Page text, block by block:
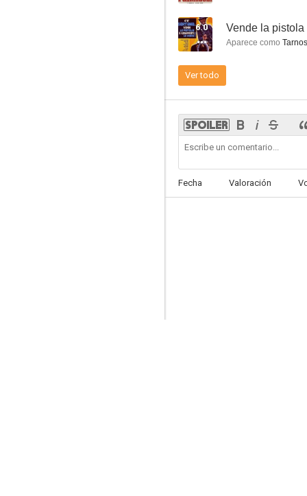
--
6.0
Aparece como
Ver todo
Fecha Valoración